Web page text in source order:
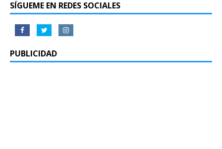
SÍGUEME EN REDES SOCIALES
PUBLICIDAD